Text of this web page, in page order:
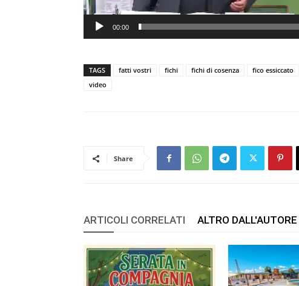
00:00
TAGS fatti vostri fichi fichi di cosenza fico essiccato
video
Share
ARTICOLI CORRELATI ALTRO DALL'AUTORE